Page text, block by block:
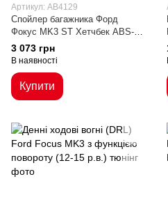
Артикул: AB4129
Спойлер багажника Форд
Фокус MK3 ST Хетчбек ABS-
пластик (12-18 р.в.)
3 073 грн
В наявності
Купити